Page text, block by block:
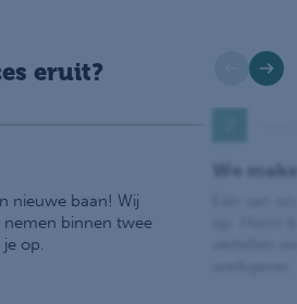
eruit?
nieuwe baan! Wij
nemen binnen twee
op.
We